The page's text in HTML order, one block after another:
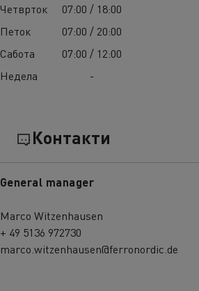
Четврток
07:00 / 18:00
Петок
07:00 / 20:00
Сабота
07:00 / 12:00
Недела
-
Контакти
General manager
Marco Witzenhausen
+ 49 5136 972730
marco.witzenhausen@ferronordic.de